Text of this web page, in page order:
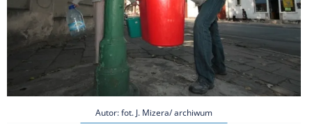
Autor: fot. J. Mizera/ archiwum